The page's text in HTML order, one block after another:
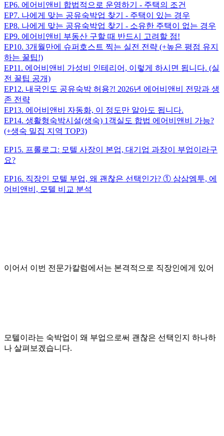
EP6. 에어비앤비 합법적으로 운영하기 - 주택의 조건
EP7. 나에게 맞는 공유숙박업 찾기 - 주택이 있는 경우
EP8. 나에게 맞는 공유숙박업 찾기 - 소유한 주택이 없는 경우
EP9. 에어비앤비 부동산 구할 때 반드시 고려할 점!
EP10. 3개월만에 슈퍼호스트 찍는 실전 전략 (+높은 평점 유지
하는 꿀팁!)
EP11. 에어비앤비 가성비 인테리어, 이렇게 하시면 됩니다. (실
전 꿀팁 공개)
EP12. 내국인도 공유숙박 허용?! 2026년 에어비앤비 전망과 생
존 전략
EP13. 에어비앤비 자동화, 이 정도만 알아도 됩니다.
EP14. 생활형숙박시설(생숙) 1객실도 합법 에어비앤비 가능?
(+생숙 밀집 지역 TOP3)
EP15. 프롤로그: 모텔 사장이 본업, 대기업 과장이 부업이라구
요?
EP16. 직장인 모텔 부업, 왜 괜찮은 선택인가? ① 삼삼엠투, 에
어비앤비, 모텔 비교 분석
이어서 이번 전문가칼럼에서는 본격적으로 직장인에게 있어
모텔이라는 숙박업이 왜 부업으로써 괜찮은 선택인지 하나하
나 살펴보겠습니다.